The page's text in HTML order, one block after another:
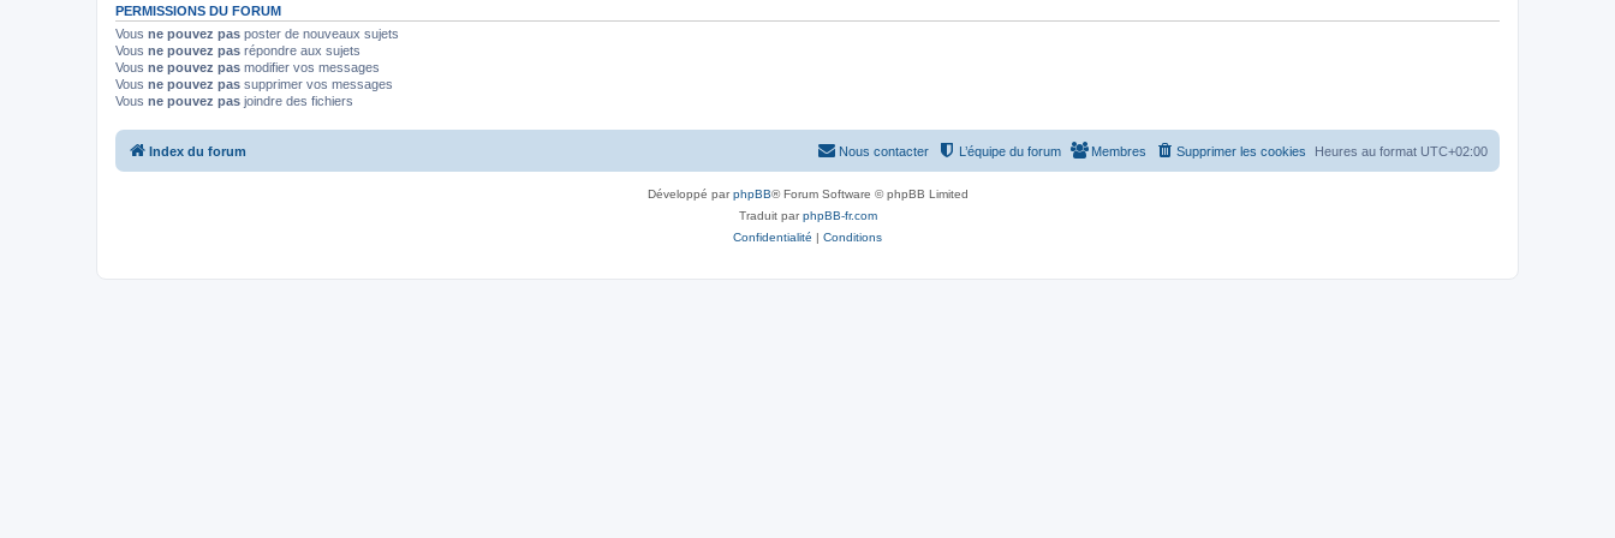
PERMISSIONS DU FORUM
Vous ne pouvez pas poster de nouveaux sujets
Vous ne pouvez pas répondre aux sujets
Vous ne pouvez pas modifier vos messages
Vous ne pouvez pas supprimer vos messages
Vous ne pouvez pas joindre des fichiers
Index du forum Heures au format UTC+02:00
Supprimer les cookies
Membres
L’équipe du forum
Nous contacter
Développé parphpBB® Forum Software © phpBB Limited
Traduit parphpBB-fr.com
Confidentialité | Conditions